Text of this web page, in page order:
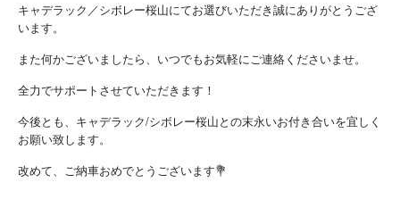
キャデラック／シボレー桜山にてお選びいただき誠にありがとうござ
います。
また何かございましたら、いつでもお気軽にご連絡くださいませ。
全力でサポートさせていただきます！
今後とも、キャデラック/シボレー桜山との末永いお付き合いを宜しく
お願い致します。
改めて、ご納車おめでとうございます💐